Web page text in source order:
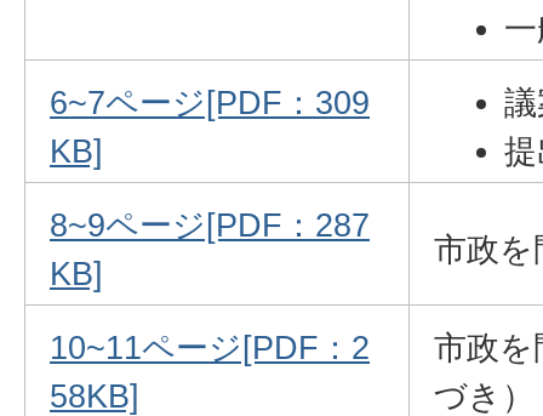
6~7ページ[PDF：309
KB]
8~9ページ[PDF：287
KB]
市政を
10~11ページ[PDF：2
58KB]
市政を
づき）